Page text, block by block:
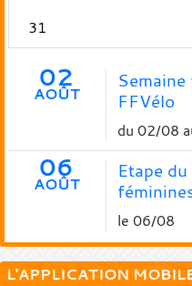
31
02
AOÛT
FFVélo
du 02/08
06
AOÛT
Etape
le 06/08
L'APPLICATION